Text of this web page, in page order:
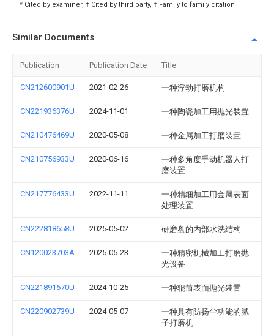
* Cited by examiner, † Cited by third party, ‡ Family to family citation
Similar Documents
Publication Publication Date Title
CN212600901U 2021-02-26 一种浮动打磨机构
CN221936376U 2024-11-01 一种陶瓷加工用抛光装置
CN210476469U 2020-05-08 一种金属加工打磨装置
CN210756933U 2020-06-16
一种多角度手动机器人打
磨装置
CN217776433U 2022-11-11
一种精细加工用金属表面
处理装置
CN222818658U 2025-05-02 研磨盘的内部水洗结构
CN120023703A 2025-05-23
一种精密机械加工打磨抛
光设备
CN221891670U 2024-10-25 一种辊筒表面抛光装置
CN220902739U 2024-05-07
一种具有防扬尘功能的腻
子打磨机